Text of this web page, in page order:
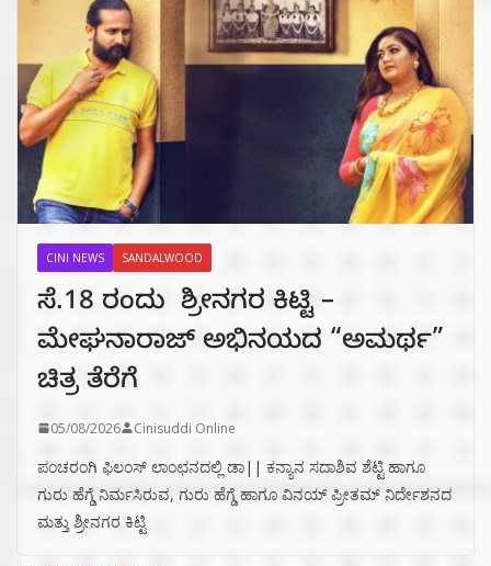
CINI NEWS SANDALWOOD
ಸೆ.18 ರಂದು ಶ್ರೀನಗರ ಕಿಟ್ಟಿ –
ಮೇಘನಾರಾಜ್ ಅಭಿನಯದ “ಅಮರ್ಥ”
ಚಿತ್ರ ತೆರೆಗೆ
05/08/2026 Cinisuddi Online
ಪಂಚರಂಗಿ ಫಿಲಂಸ್ ಲಾಂಛನದಲ್ಲಿ ಡಾ|| ಕನ್ಯಾನ ಸದಾಶಿವ ಶೆಟ್ಟಿ ಹಾಗೂ
ಗುರು ಹೆಗ್ಡೆ ನಿರ್ಮಸಿರುವ, ಗುರು ಹೆಗ್ಡೆ ಹಾಗೂ ವಿನಯ್ ಪ್ರೀತಮ್ ನಿರ್ದೇಶನದ
ಮತ್ತು ಶ್ರೀನಗರ ಕಿಟ್ಟಿ